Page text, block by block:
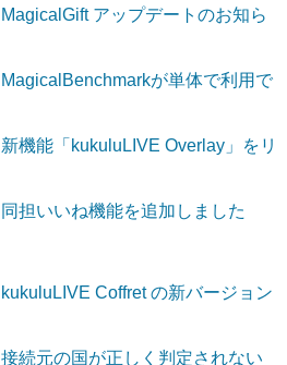
MagicalGift アップデートのお知ら
MagicalBenchmarkが単体で利用で
新機能「kukuluLIVE Overlay」をリ
同担いいね機能を追加しました
kukuluLIVE Coffret の新バージョン
接続元の国が正しく判定されない